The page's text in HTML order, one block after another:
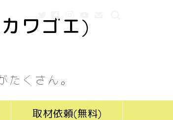
ワゴエ)
たくさん。
取材依頼(無料)